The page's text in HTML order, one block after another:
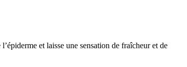
et laisse une sensation de fraîcheur et de